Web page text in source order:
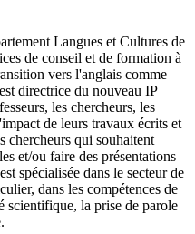
Langues et Cultures de
de conseil et de formation à
vers l'anglais comme
directrice du nouveau IP
les chercheurs, les
de leurs travaux écrits et
chercheurs qui souhaitent
et/ou faire des présentations
spécialisée dans le secteur de
dans les compétences de
scientifique, la prise de parole